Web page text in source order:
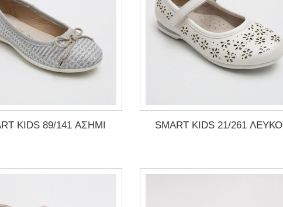
KIDS 89/141 ΑΣΗΜΙ SMART KIDS 21/261 ΛΕΥΚΟ